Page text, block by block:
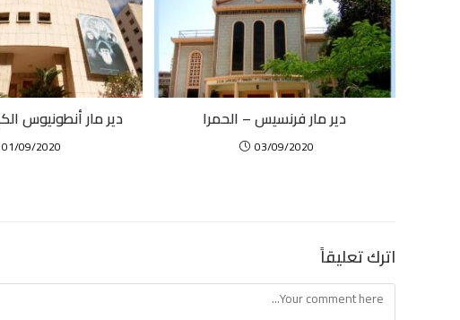
دير مار أنطونيوس
01/09/2020
دير مار فرنسيس – الحمرا
03/09/2020
اترك تعليقاً